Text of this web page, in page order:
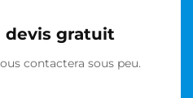
devis gratuit
contactera sous peu.